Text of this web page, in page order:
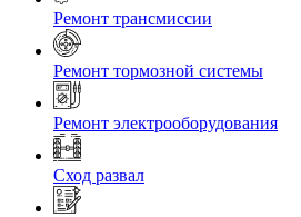
Ремонт трансмиссии
Ремонт тормозной системы
Ремонт электрооборудования
Сход развал